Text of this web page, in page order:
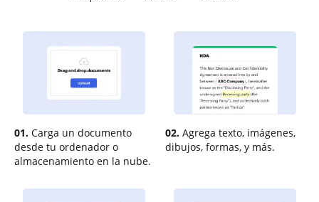
01. Carga un documento
desde tu ordenador o
almacenamiento en la nube.
02. Agrega texto, imágenes,
dibujos, formas, y más.